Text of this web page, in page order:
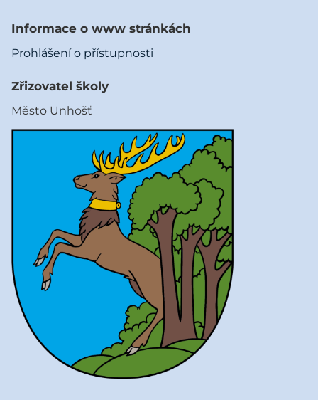
Informace o www stránkách
Prohlášení o přístupnosti
Zřizovatel školy
Město Unhošť